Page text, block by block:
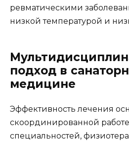
ревматическими
низкой температурой и
подход в
медицине
Эффективность лечения
скоординированной
специальностей,